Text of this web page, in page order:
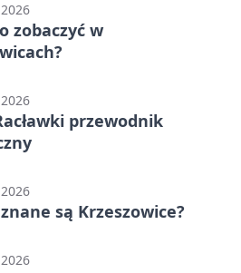
zobaczyć w
przewodnik
są Krzeszowice?